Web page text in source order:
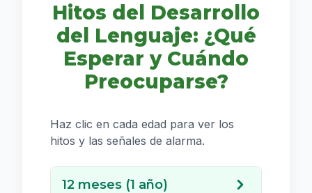
Hitos del Desarrollo
del Lenguaje: ¿Qué
Esperar y Cuándo
Preocuparse?
Haz clic en cada edad para ver los
hitos y las señales de alarma.
12 meses (1 año)